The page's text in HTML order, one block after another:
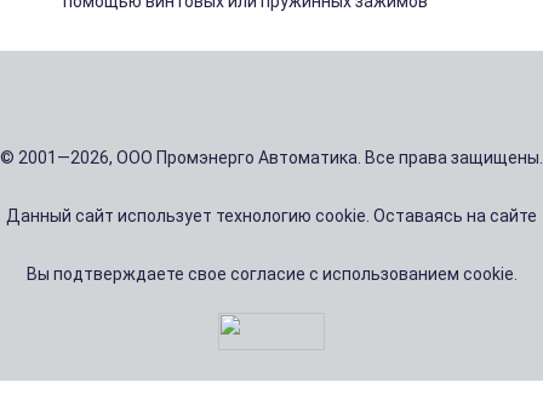
© 2001—2026, ООО Промэнерго Автоматика. Все права защищены.
Данный сайт использует технологию cookie. Оставаясь на сайте
Вы подтверждаете свое согласие с использованием cookie.